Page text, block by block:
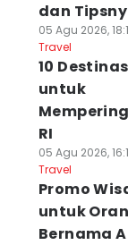
dan
05 Agu 2026,
Travel
10
untuk
RI
05 Agu 2026,
Travel
Promo
untuk
Bernama